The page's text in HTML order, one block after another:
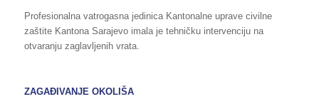
Profesionalna vatrogasna jedinica Kantonalne uprave civilne
zaštite Kantona Sarajevo imala je tehničku intervenciju na
otvaranju zaglavljenih vrata.
ZAGAĐIVANJE OKOLIŠA